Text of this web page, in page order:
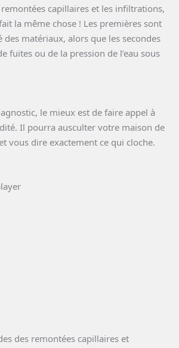
capillaires et les infiltrations,
la même chose ! Les premières sont
des matériaux, alors que les secondes
fuites ou de la pression de l’eau sous
le mieux est de faire appel à
Il pourra ausculter votre maison de
vous dire exactement ce qui cloche.
des remontées capillaires et